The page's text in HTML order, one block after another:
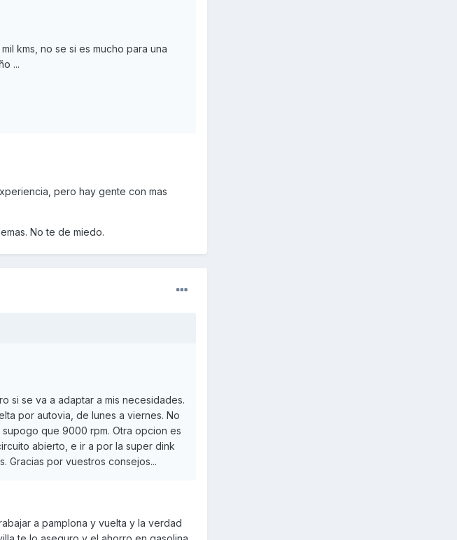
kms, no se si es mucho para una
...
pero hay gente con mas
No te de miedo.
si se va a adaptar a mis necesidades.
por autovia, de lunes a viernes. No
que 9000 rpm. Otra opcion es
abierto, e ir a por la super dink
Gracias por vuestros consejos...
a pamplona y vuelta y la verdad